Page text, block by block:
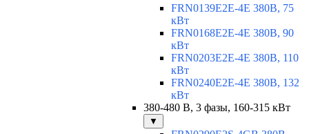
FRN0139E2E-4E 380В, 75
кВт
FRN0168E2E-4E 380В, 90
кВт
FRN0203E2E-4E 380В, 110
кВт
FRN0240E2E-4E 380В, 132
кВт
380-480 В, 3 фазы, 160-315 кВт
▼